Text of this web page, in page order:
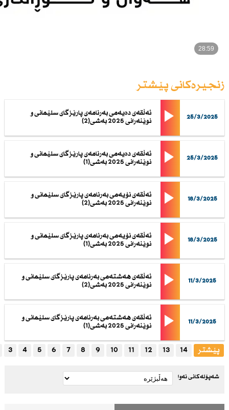
زنجیرەکانی پێشتر
25/3/2025
ئەڵقەی دەیەمی بەرنامەی پارێزگای سلێمانی و
نوێنەرانی 2025 بەشی(2)
25/3/2025
ئەڵقەی دەیەمی بەرنامەی پارێزگای سلێمانی و
نوێنەرانی 2025 بەشی(1)
18/3/2025
ئەڵقەی نۆیەمی بەرنامەی پارێزگای سلێمانی و
نوێنەرانی 2025 بەشی(2)
18/3/2025
ئەڵقەی نۆیەمی بەرنامەی پارێزگای سلێمانی و
نوێنەرانی 2025 بەشی(1)
11/3/2025
ئەڵقەی هەشتەمی بەرنامەی پارێزگای سلێمانی و
نوێنەرانی 2025 بەشی(2)
11/3/2025
ئەڵقەی هەشتەمی بەرنامەی پارێزگای سلێمانی و
نوێنەرانی 2025 بەشی(1)
پێشتر 3 4 5 6 7 8 9 10 11 12 13 14
شەپۆلەکانی نەوا